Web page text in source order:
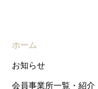
ホーム
お知らせ
会員事業所一覧・紹介